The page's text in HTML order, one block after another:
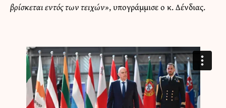
βρίσκεται εντός των τειχών», υπογράμμισε ο κ. Δένδιας.